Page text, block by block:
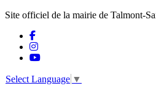
Site officiel de la mairie de Talmont-
Select Language ▼